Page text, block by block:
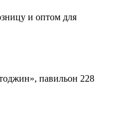
и оптом для
павильон 228